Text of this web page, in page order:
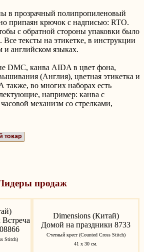
в прозрачный полипропиленовый
припаян крючок с надписью: RTO.
с обратной стороны упаковки было
тексты на этикетке, в инструкции
и английском языках.
DMC, канва AIDA в цвет фона,
(Англия), цветная этикетка и
также, во многих наборах есть
например: канва с
механизм со стрелками,
товар
продаж
Stitch)
Dimensions (Китай)
Домой на праздники 8733
Счетный крест (Counted Cross Stitch)
41 х 30 см.